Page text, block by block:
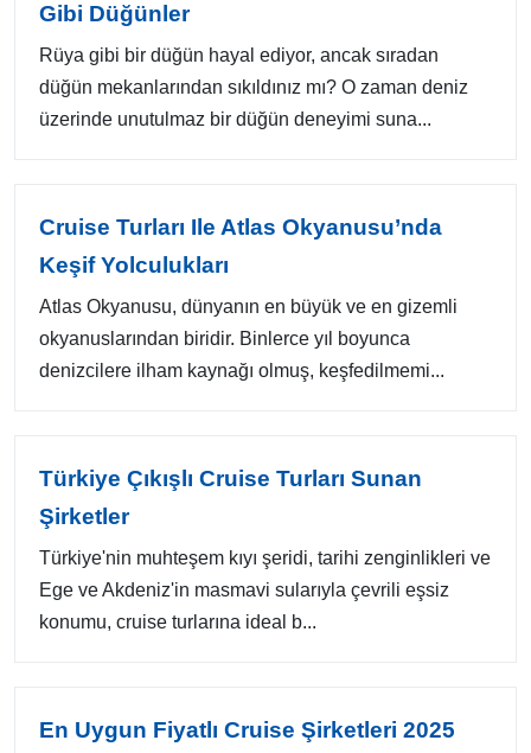
Gibi Düğünler
Rüya gibi bir düğün hayal ediyor, ancak sıradan
düğün mekanlarından sıkıldınız mı? O zaman deniz
üzerinde unutulmaz bir düğün deneyimi suna...
Cruise Turları Ile Atlas Okyanusu’nda
Keşif Yolculukları
Atlas Okyanusu, dünyanın en büyük ve en gizemli
okyanuslarından biridir. Binlerce yıl boyunca
denizcilere ilham kaynağı olmuş, keşfedilmemi...
Türkiye Çıkışlı Cruise Turları Sunan
Şirketler
Türkiye'nin muhteşem kıyı şeridi, tarihi zenginlikleri ve
Ege ve Akdeniz'in masmavi sularıyla çevrili eşsiz
konumu, cruise turlarına ideal b...
En Uygun Fiyatlı Cruise Şirketleri 2025